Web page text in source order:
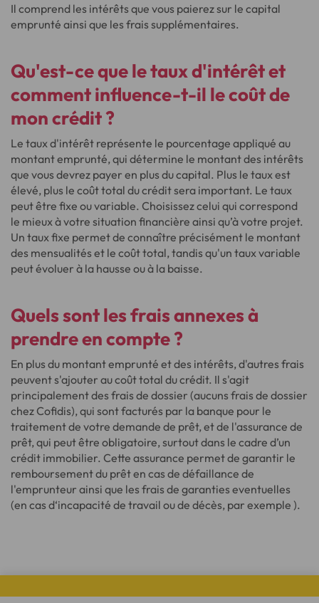
Il comprend les intérêts que vous paierez sur le capital
emprunté ainsi que les frais supplémentaires.
Qu'est-ce que le taux d'intérêt et
comment influence-t-il le coût de
mon crédit ?
Le taux d'intérêt représente le pourcentage appliqué au
montant emprunté, qui détermine le montant des intérêts
que vous devrez payer en plus du capital. Plus le taux est
élevé, plus le coût total du crédit sera important. Le taux
peut être fixe ou variable. Choisissez celui qui correspond
le mieux à votre situation financière ainsi qu’à votre projet.
Un taux fixe permet de connaître précisément le montant
des mensualités et le coût total, tandis qu'un taux variable
peut évoluer à la hausse ou à la baisse.
Quels sont les frais annexes à
prendre en compte ?
En plus du montant emprunté et des intérêts, d'autres frais
peuvent s'ajouter au coût total du crédit. Il s'agit
principalement des frais de dossier (aucuns frais de dossier
chez Cofidis), qui sont facturés par la banque pour le
traitement de votre demande de prêt, et de l'assurance de
prêt, qui peut être obligatoire, surtout dans le cadre d’un
crédit immobilier. Cette assurance permet de garantir le
remboursement du prêt en cas de défaillance de
l'emprunteur ainsi que les frais de garanties eventuelles
(en cas d‘incapacité de travail ou de décès, par exemple ).